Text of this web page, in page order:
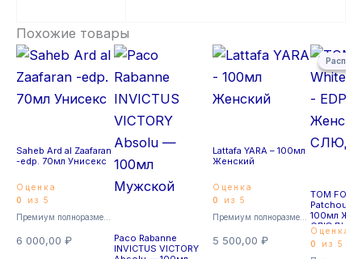
Похожие товары
Saheb Ard al Zaafaran
-edp. 70мл Унисекс
Оценка
0
из 5
6 000,00 ₽
Paco Rabanne
INVICTUS VICTORY
Премиум полноразмерные
Lattafa YARA – 100мл
Женский
Оценка
0
из 5
5 500,00 ₽
TOM
Patchouli –
100мл
СЛЮДЫ
Оценка
0
из 5
Текущая